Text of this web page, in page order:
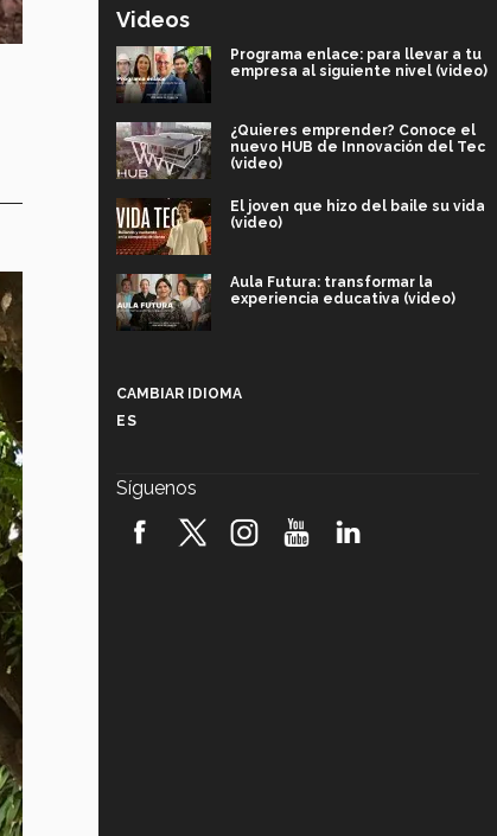
Videos
Programa enlace: para llevar a tu
empresa al siguiente nivel (video)
¿Quieres emprender? Conoce el
nuevo HUB de Innovación del Tec
(video)
El joven que hizo del baile su vida
(video)
Aula Futura: transformar la
experiencia educativa (video)
robótica FIRST 2026! (video)
CAMBIAR IDIOMA
ES
Síguenos